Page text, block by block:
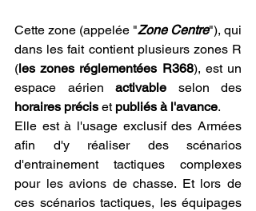
Cette zone (appelée "Zone Centre"), qui
dans les fait contient plusieurs zones R
(les zones réglementées R368), est un
espace aérien activable
horaires précis et publiés à l'avance.
Elle est à l'usage exclusif des Armées
afin d'y réaliser des scénarios
d'entrainement tactiques complexes
pour les avions de chasse. Et lors de
ces scénarios tactiques, les équipages